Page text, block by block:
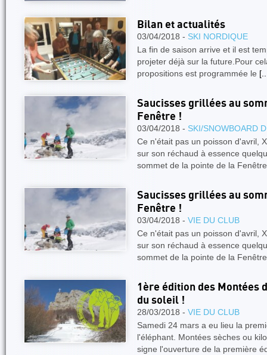
Bilan et actualités
03/04/2018 - SKI NORDIQUE
La fin de saison arrive et il est
projeter déjà sur la future.Pour
propositions est programmée le
Saucisses grillées au
Fenêtre !
03/04/2018 - SKI/SNOWBOARD
Ce n'était pas un poisson d'avril,
sur son réchaud à essence
sommet de la pointe de la
Saucisses grillées au
Fenêtre !
03/04/2018 - VIE DU CLUB
Ce n'était pas un poisson d'avril,
sur son réchaud à essence
sommet de la pointe de la
1ère édition des Montées
du soleil !
28/03/2018 - VIE DU CLUB
Samedi 24 mars a eu lieu la
l'éléphant. Montées sèches ou
signe l'ouverture de la première